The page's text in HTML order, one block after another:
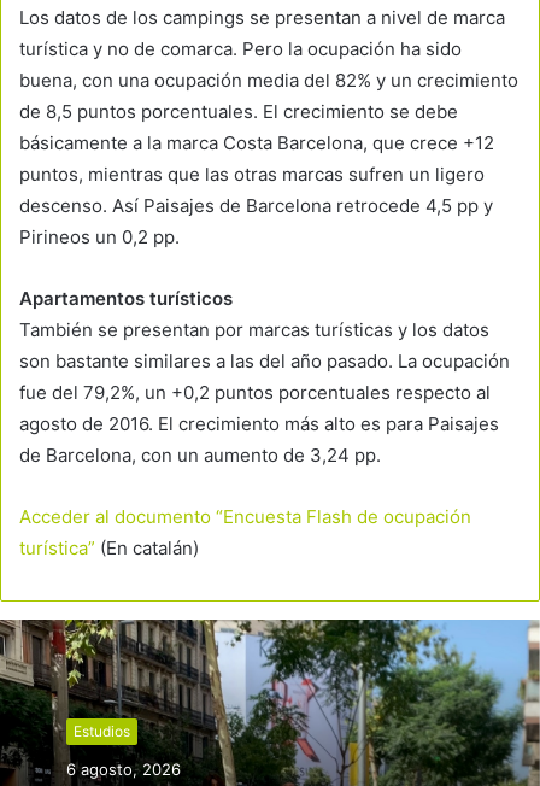
Los datos de los campings se presentan a nivel de marca
turística y no de comarca. Pero la ocupación ha sido
buena, con una ocupación media del 82% y un crecimiento
de 8,5 puntos porcentuales. El crecimiento se debe
básicamente a la marca Costa Barcelona, que crece +12
puntos, mientras que las otras marcas sufren un ligero
descenso. Así Paisajes de Barcelona retrocede 4,5 pp y
Pirineos un 0,2 pp.
Apartamentos turísticos
También se presentan por marcas turísticas y los datos
son bastante similares a las del año pasado. La ocupación
fue del 79,2%, un +0,2 puntos porcentuales respecto al
agosto de 2016. El crecimiento más alto es para Paisajes
de Barcelona, con un aumento de 3,24 pp.
Acceder al documento “Encuesta Flash de ocupación
turística” (En catalán)
Estudios
6 agosto, 2026